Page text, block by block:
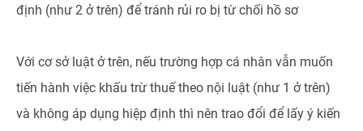
định (như 2 ở trên) để tránh rủi ro bị từ chối hồ sơ
Với cơ sở luật ở trên, nếu trường hợp cá nhân vẫn muốn
tiến hành việc khấu trừ thuế theo nội luật (như 1 ở trên)
và không áp dụng hiệp định thì nên trao đổi để lấy ý kiến